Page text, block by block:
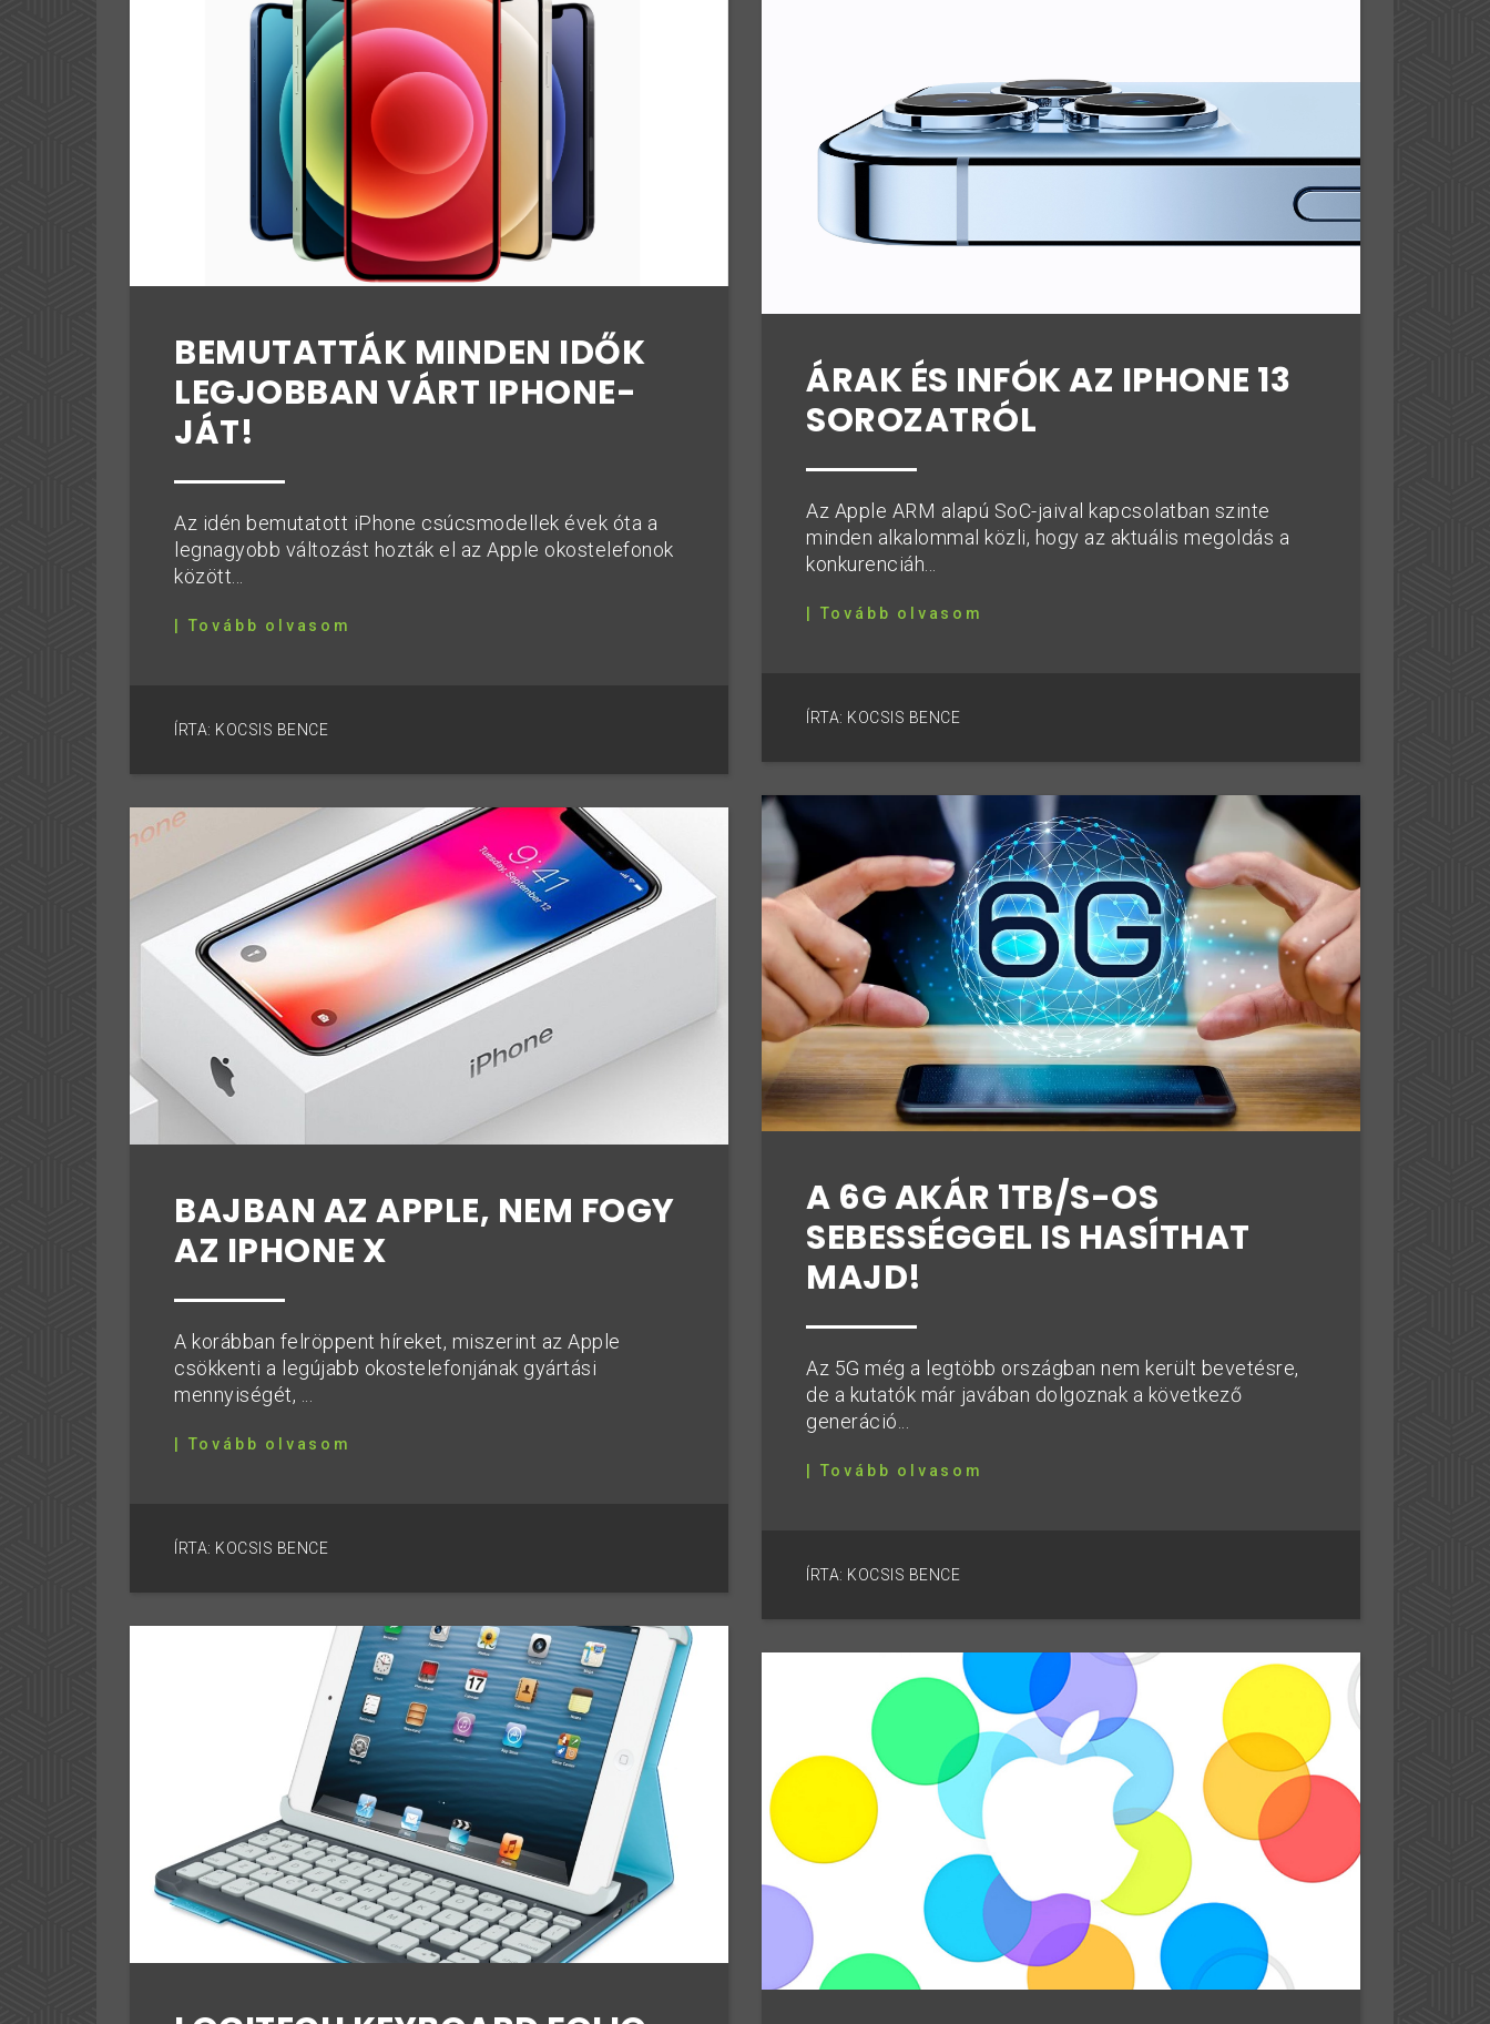
BEMUTATTÁK MINDEN IDŐK
LEGJOBBAN VÁRT IPHONE-
JÁT!
Az idén bemutatott iPhone csúcsmodellek évek óta a
legnagyobb változást hozták el az Apple okostelefonok
között...
| Tovább olvasom
ÍRTA: KOCSIS BENCE
BAJBAN AZ APPLE, NEM FOGY
AZ IPHONE X
A korábban felröppent híreket, miszerint az Apple
csökkenti a legújabb okostelefonjának gyártási
mennyiségét, ...
| Tovább olvasom
ÍRTA: KOCSIS BENCE
ÁRAK ÉS INFÓK AZ IPHONE 13
SOROZATRÓL
Az Apple ARM alapú SoC-jaival kapcsolatban szinte
minden alkalommal közli, hogy az aktuális megoldás a
konkurenciáh...
| Tovább olvasom
ÍRTA: KOCSIS BENCE
A 6G AKÁR 1TB/S-OS
SEBESSÉGGEL IS HASÍTHAT
MAJD!
Az 5G még a legtöbb országban nem került bevetésre,
de a kutatók már javában dolgoznak a következő
generáció...
| Tovább olvasom
ÍRTA: KOCSIS BENCE